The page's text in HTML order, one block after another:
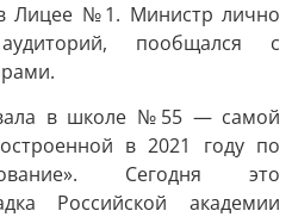
Лицее №1. Министр лично
пообщался с
в школе №55 — самой
в 2021 году по
Сегодня это
Российской академии